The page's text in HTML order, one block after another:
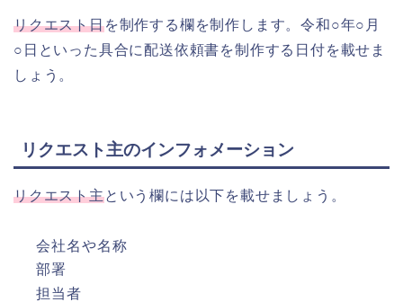
リクエスト日を制作する欄を制作します。令和○年○月
○日といった具合に配送依頼書を制作する日付を載せま
しょう。
リクエスト主のインフォメーション
リクエスト主という欄には以下を載せましょう。
会社名や名称
部署
担当者